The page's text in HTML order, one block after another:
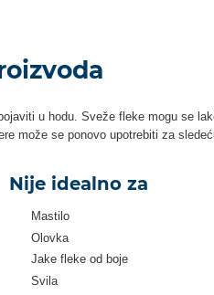
u hodu. Sveže fleke mogu se
može se ponovo upotrebiti za
Nije idealno za
Mastilo
Olovka
Jake fleke od boje
Svila